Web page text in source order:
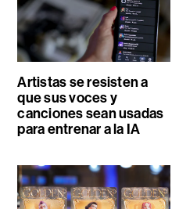
Artistas se resisten a
que sus voces y
canciones sean usadas
para entrenar a la IA